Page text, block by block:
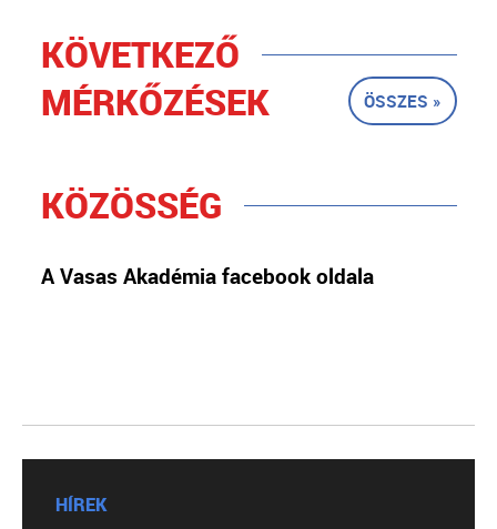
KÖVETKEZŐ
MÉRKŐZÉSEK
ÖSSZES »
KÖZÖSSÉG
A Vasas Akadémia facebook oldala
HÍREK